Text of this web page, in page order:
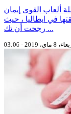
القوى إيمان
في ايطاليا ، حيث
رجحت أن تك ...
ماي، 2019 - 03:06